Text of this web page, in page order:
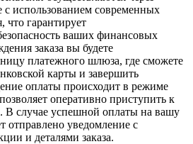
использованием современных
что гарантирует
ваших финансовых
заказа вы будете
платежного шлюза, где сможете
карты и завершить
оплаты происходит в режиме
оперативно приступить к
В случае успешной оплаты на вашу
отправлено уведомление с
и деталями заказа.